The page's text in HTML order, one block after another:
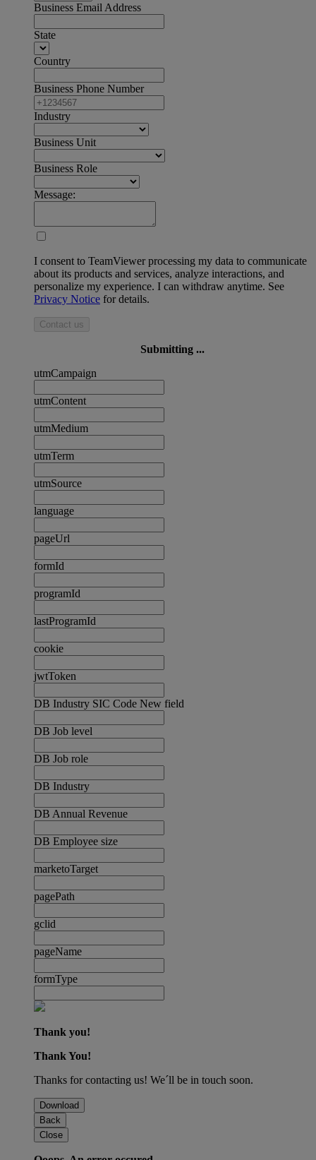
Business Email Address
State
Country
Business Phone Number
Industry
Business Unit
Business Role
Message:
I consent to TeamViewer processing my data to communicate
about its products and services, analyze interactions, and
personalize my experience. I can withdraw anytime. See
Privacy Notice for details.
Contact us
Submitting ...
utmCampaign
utmContent
utmMedium
utmTerm
utmSource
language
pageUrl
formId
programId
lastProgramId
cookie
jwtToken
DB Industry SIC Code New field
DB Job level
DB Job role
DB Industry
DB Annual Revenue
DB Employee size
marketoTarget
pagePath
gclid
pageName
formType
Thank you!
Thank You!
Thanks for contacting us! We´ll be in touch soon.
Download
Back
Close